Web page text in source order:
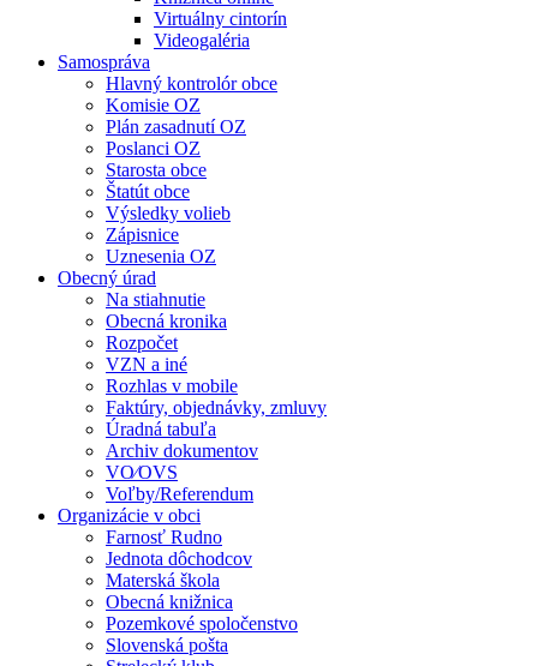
Virtuálny cintorín
Videogaléria
Samospráva
Hlavný kontrolór obce
Komisie OZ
Plán zasadnutí OZ
Poslanci OZ
Starosta obce
Štatút obce
Výsledky volieb
Zápisnice
Uznesenia OZ
Obecný úrad
Na stiahnutie
Obecná kronika
Rozpočet
VZN a iné
Rozhlas v mobile
Faktúry, objednávky, zmluvy
Úradná tabuľa
Archiv dokumentov
VO⁄OVS
Voľby/Referendum
Organizácie v obci
Farnosť Rudno
Jednota dôchodcov
Materská škola
Obecná knižnica
Pozemkové spoločenstvo
Slovenská pošta